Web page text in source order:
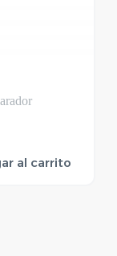
al carrito